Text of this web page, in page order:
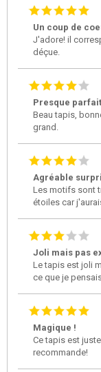
Un coup de
J'adore! il
déçue.
Presque parfait
Beau tapis,
grand.
Agréable
Les motifs sont
étoiles car
Joli mais pas
Le tapis est joli
ce que je
Magique !
Ce tapis est
recommande!